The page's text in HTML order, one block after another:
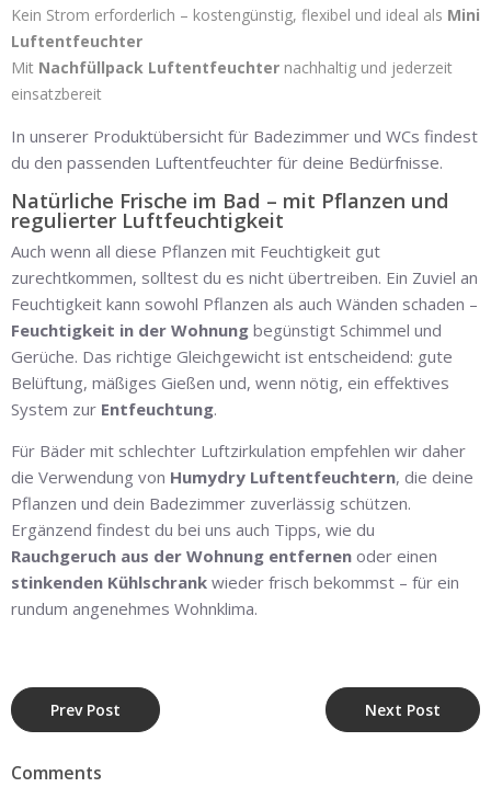
Kein Strom erforderlich – kostengünstig, flexibel und ideal als Mini
Luftentfeuchter
Mit Nachfüllpack Luftentfeuchter nachhaltig und jederzeit
einsatzbereit
In unserer Produktübersicht für Badezimmer und WCs findest
du den passenden Luftentfeuchter für deine Bedürfnisse.
Natürliche Frische im Bad – mit Pflanzen und
regulierter Luftfeuchtigkeit
Auch wenn all diese Pflanzen mit Feuchtigkeit gut
zurechtkommen, solltest du es nicht übertreiben. Ein Zuviel an
Feuchtigkeit kann sowohl Pflanzen als auch Wänden schaden –
Feuchtigkeit in der Wohnung begünstigt Schimmel und
Gerüche. Das richtige Gleichgewicht ist entscheidend: gute
Belüftung, mäßiges Gießen und, wenn nötig, ein effektives
System zur Entfeuchtung.
Für Bäder mit schlechter Luftzirkulation empfehlen wir daher
die Verwendung von Humydry Luftentfeuchtern, die deine
Pflanzen und dein Badezimmer zuverlässig schützen.
Ergänzend findest du bei uns auch Tipps, wie du
Rauchgeruch aus der Wohnung entfernen oder einen
stinkenden Kühlschrank wieder frisch bekommst – für ein
rundum angenehmes Wohnklima.
Prev Post Next Post
Comments